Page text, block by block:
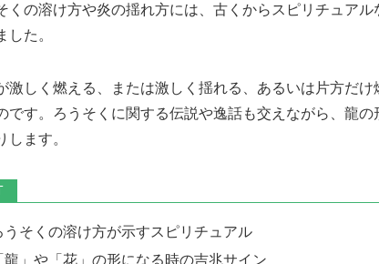
くの溶け方や炎の揺れ方には、古くからスピリチュア
した。
激しく燃える、または激しく揺れる、あるいは片方だ
です。ろうそくに関する伝説や逸話も交えながら、龍
します。
うそくの溶け方が示すスピリチュアル
龍」や「花」の形になる時の吉兆サイン